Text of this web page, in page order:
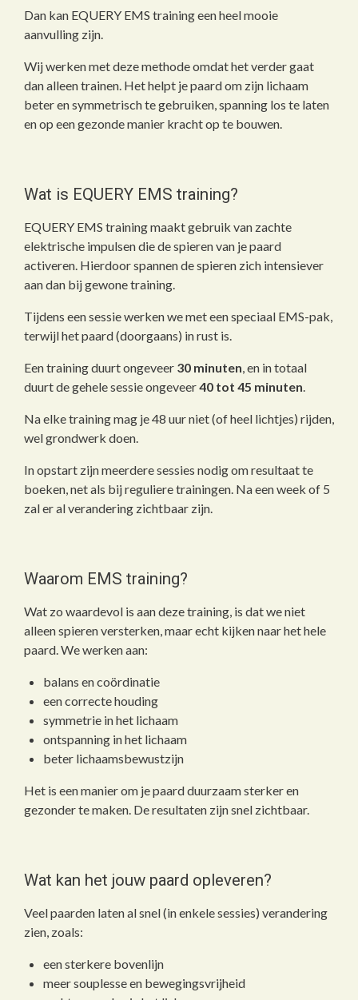
Dan kan EQUERY EMS training een heel mooie
aanvulling zijn.
Wij werken met deze methode omdat het verder gaat
dan alleen trainen. Het helpt je paard om zijn lichaam
beter en symmetrisch te gebruiken, spanning los te laten
en op een gezonde manier kracht op te bouwen.
Wat is EQUERY EMS training?
EQUERY EMS training maakt gebruik van zachte
elektrische impulsen die de spieren van je paard
activeren. Hierdoor spannen de spieren zich intensiever
aan dan bij gewone training.
Tijdens een sessie werken we met een speciaal EMS-pak,
terwijl het paard (doorgaans) in rust is.
Een training duurt ongeveer 30 minuten, en in totaal
duurt de gehele sessie ongeveer40 tot 45 minuten.
Na elke training mag je 48 uur niet (of heel lichtjes) rijden,
wel grondwerk doen.
In opstart zijn meerdere sessies nodig om resultaat te
boeken, net als bij reguliere trainingen. Na een week of 5
zal er al verandering zichtbaar zijn.
Waarom EMS training?
Wat zo waardevol is aan deze training, is dat we niet
alleen spieren versterken, maar echt kijken naar het hele
paard. We werken aan:
balans en coördinatie
een correcte houding
symmetrie in het lichaam
ontspanning in het lichaam
beter lichaamsbewustzijn
Het is een manier om je paard duurzaam sterker en
gezonder te maken. De resultaten zijn snel zichtbaar.
Wat kan het jouw paard opleveren?
Veel paarden laten al snel (in enkele sessies) verandering
zien, zoals:
een sterkere bovenlijn
meer souplesse en bewegingsvrijheid